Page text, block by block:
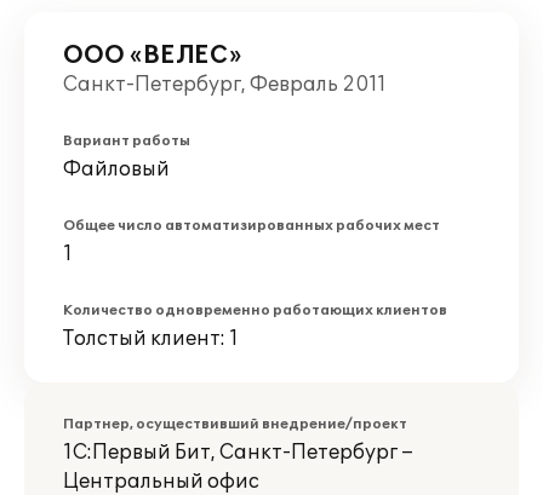
ООО «ВЕЛЕС»
Санкт-Петербург, Февраль 2011
Вариант работы
Файловый
Общее число автоматизированных рабочих мест
1
Количество одновременно работающих клиентов
Толстый клиент: 1
Партнер, осуществивший внедрение/проект
1С:Первый Бит, Санкт-Петербург –
Центральный офис